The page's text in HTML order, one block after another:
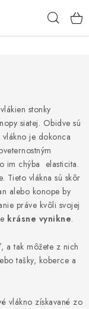
Kontakty
stonky
siatej. Obidve sú
vlákno je dokonca
im chýba elasticita.
Tieto vlákna sú skôr
alebo konope by
práve kvôli svojej
krásne vynikne.
a tak môžete z nich
tašky, koberce a
vlákno získavané zo